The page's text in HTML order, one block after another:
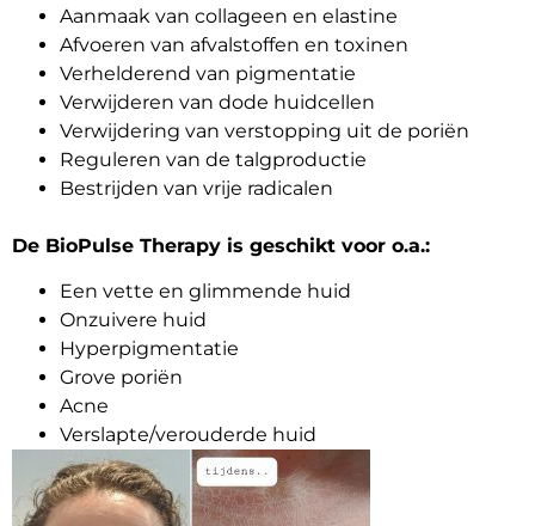
Aanmaak van collageen en elastine
Afvoeren van afvalstoffen en toxinen
Verhelderend van pigmentatie
Verwijderen van dode huidcellen
Verwijdering van verstopping uit de poriën
Reguleren van de talgproductie
Bestrijden van vrije radicalen
De BioPulse Therapy is geschikt voor o.a.:
Een vette en glimmende huid
Onzuivere huid
Hyperpigmentatie
Grove poriën
Acne
Verslapte/verouderde huid